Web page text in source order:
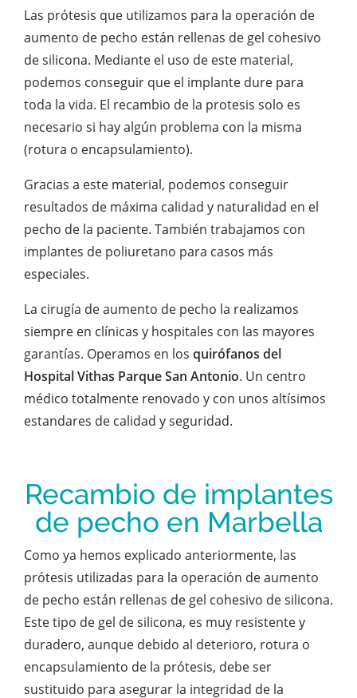
Las prótesis que utilizamos para la operación de
aumento de pecho están rellenas de gel cohesivo
de silicona. Mediante el uso de este material,
podemos conseguir que el implante dure para
toda la vida. El recambio de la protesis solo es
necesario si hay algún problema con la misma
(rotura o encapsulamiento).
Gracias a este material, podemos conseguir
resultados de máxima calidad y naturalidad en el
pecho de la paciente. También trabajamos con
implantes de poliuretano para casos más
especiales.
La cirugía de aumento de pecho la realizamos
siempre en clínicas y hospitales con las mayores
garantías. Operamos en los quirófanos del
Hospital Vithas Parque San Antonio. Un centro
médico totalmente renovado y con unos altísimos
estandares de calidad y seguridad.
Recambio de implantes
de pecho en Marbella
Como ya hemos explicado anteriormente, las
prótesis utilizadas para la operación de aumento
de pecho están rellenas de gel cohesivo de silicona.
Este tipo de gel de silicona, es muy resistente y
duradero, aunque debido al deterioro, rotura o
encapsulamiento de la prótesis, debe ser
sustituido para asegurar la integridad de la